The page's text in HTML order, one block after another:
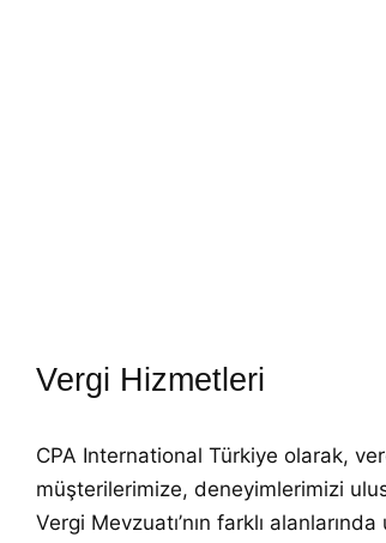
Vergi Hizmetleri
CPA International Türkiye olarak,
müşterilerimize, deneyimlerimizi
Vergi Mevzuatı’nın farklı